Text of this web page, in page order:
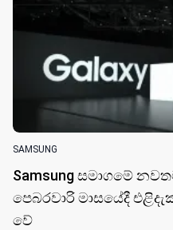
SAMSUNG
Samsung සමාගමේ
පෙබරවාරි මාසයේදී
වේ